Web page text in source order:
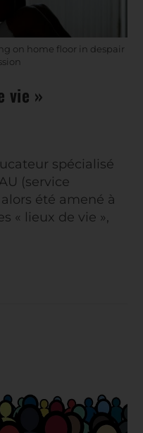
on home floor in despair
vie »
spécialisé
(service
alors été amené à
« lieux de vie »,